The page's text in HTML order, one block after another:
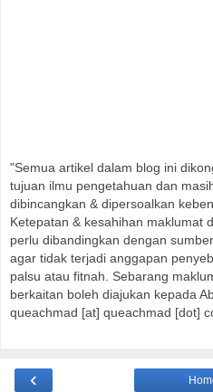
"Semua artikel dalam blog ini
tujuan ilmu pengetahuan dan
dibincangkan & dipersoalkan
Ketepatan & kesahihan maklumat
perlu dibandingkan dengan
agar tidak terjadi anggapan
palsu atau fitnah. Sebarang
berkaitan boleh diajukan kepada
queachmad [at] queachmad [dot]
‹